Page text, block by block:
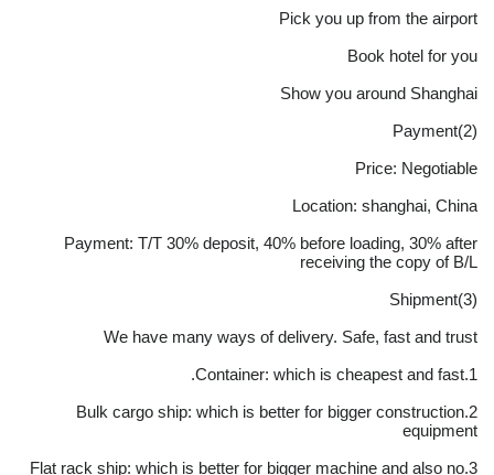
Pick you up from the airport
Book hotel for you
Show you around Shanghai
(2)Payment
Price: Negotiable
Location: shanghai, China
Payment: T/T 30% deposit, 40% before loading, 30% after
receiving the copy of B/L
(3)Shipment
We have many ways of delivery. Safe, fast and trust
1.Container: which is cheapest and fast.
2.Bulk cargo ship: which is better for bigger construction
equipment
3.Flat rack ship: which is better for bigger machine and also no